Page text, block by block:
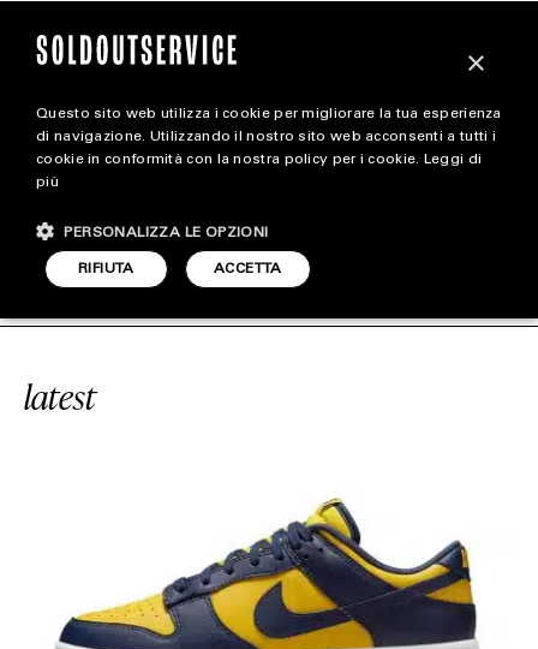
magazine
STYLE
FOOTWEAR
LOW “MICHIGAN”
latest
×
Questo sito web utilizza i cookie per migliorare la tua esperienza
di navigazione. Utilizzando il nostro sito web acconsenti a tutti i
cookie in conformità con la nostra policy per i cookie. Leggi di
più
ACCETTA
RIFIUTA
PERSONALIZZA LE OPZIONI